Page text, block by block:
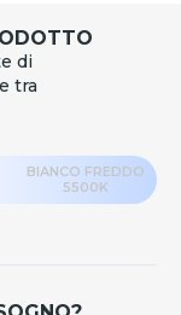
di
tra
BIANCO FREDDO
5500K